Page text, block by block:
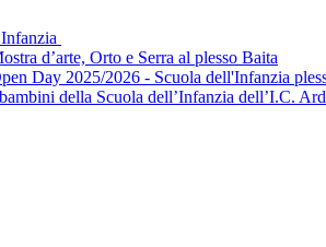
d’arte, Orto e Serra al plesso Baita
Day 2025/2026 - Scuola dell'Infanzia
della Scuola dell’Infanzia dell’I.C.